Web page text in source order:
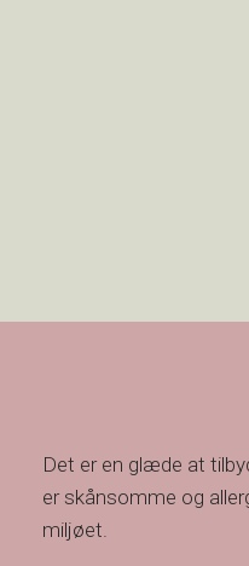
Det er en glæde at
er skånsomme og
miljøet.